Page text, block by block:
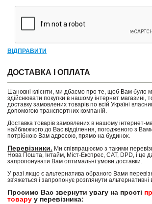
ВІДПРАВИТИ
ДОСТАВКА І ОПЛАТА
Шановні клієнти, ми дбаємо про те, щоб Вам було
здійснювати покупки в нашому інтернет магазині,
доставку замовлених товарів по всій Україні
допомогою транспортних компаній.
Доставка товарів замовлених в нашому інтернет-
найближчого до Вас відділення, погодженого з
потрібною Вам адресою, прямо на будинок.
Перевізники. Ми співпрацюємо з такими
Нова Пошта, Інтайм, Міст-Експрес, САТ, DPD, і це
запропонувати Вам оптимальні умови доставки.
У разі якщо є альтернатива обраного Вами
зв'яжеться і запропонує розглянути альтернативні
Просимо Вас звернути увагу на прості
товару у перевізника: